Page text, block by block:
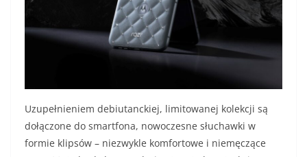
Uzupełnieniem debiutanckiej, limitowanej kolekcji są
dołączone do smartfona, nowoczesne słuchawki w
formie klipsów – niezwykle komfortowe i niemęczące